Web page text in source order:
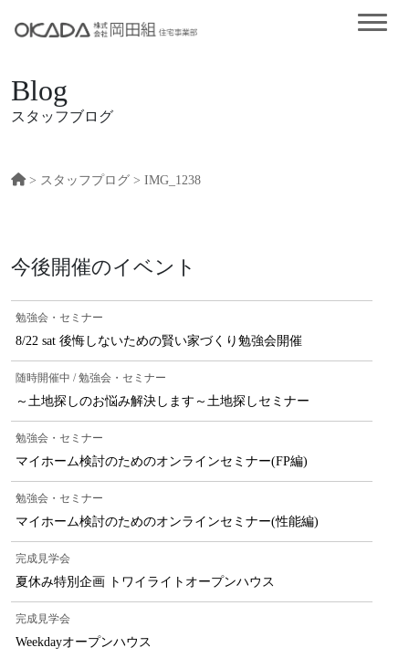
Blog
スタッフブログ
> スタッフプログ > IMG_1238
今後開催のイベント
勉強会・セミナー
8/22 sat 後悔しないための賢い家づくり勉強会開催
随時開催中 / 勉強会・セミナー
～土地探しのお悩み解決します～土地探しセミナー
勉強会・セミナー
マイホーム検討のためのオンラインセミナー(FP編)
勉強会・セミナー
マイホーム検討のためのオンラインセミナー(性能編)
完成見学会
夏休み特別企画 トワイライトオープンハウス
完成見学会
Weekdayオープンハウス